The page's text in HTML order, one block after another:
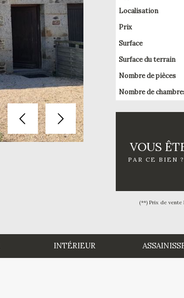
Localisation
Prix
Surface
Surface du terrain
Nombre de pièces
Nombre de
VOUS
PAR CE BIEN ?
(**) Prix de vente
INTÉRIEUR